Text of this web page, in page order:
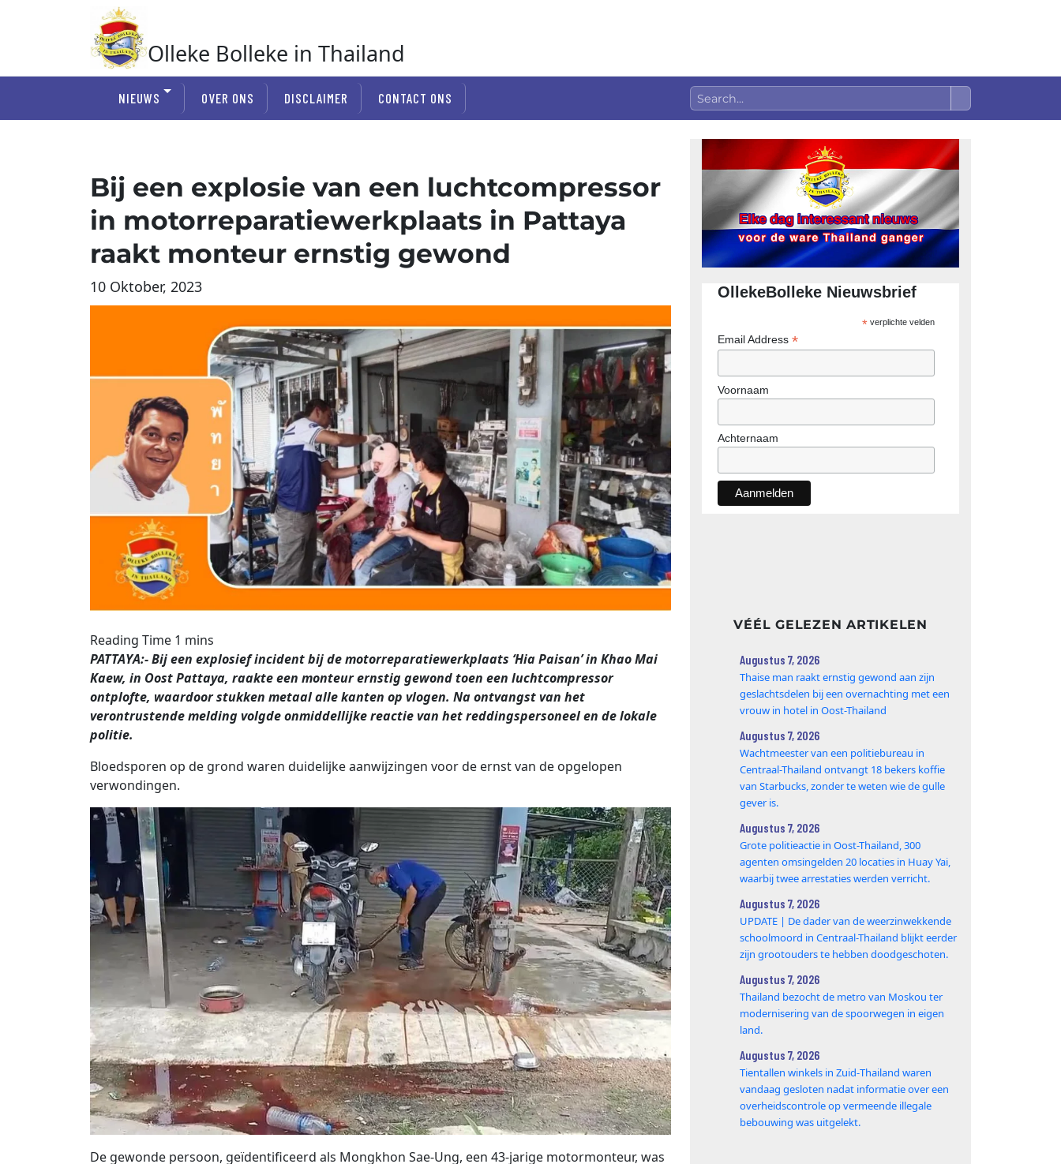
Olleke Bolleke in Thailand
NIEUWS OVER ONS DISCLAIMER CONTACT ONS
Bij een explosie van een luchtcompressor
in motorreparatiewerkplaats in Pattaya
raakt monteur ernstig gewond
10 Oktober, 2023
PATTAYA:- Bij een explosief incident bij de motorreparatiewerkplaats ‘Hia Paisan’ in Khao Mai
Kaew, in Oost Pattaya, raakte een monteur ernstig gewond toen een luchtcompressor
ontplofte, waardoor stukken metaal alle kanten op vlogen. Na ontvangst van het
verontrustende melding volgde onmiddellijke reactie van het reddingspersoneel en de lokale
politie.
Bloedsporen op de grond waren duidelijke aanwijzingen voor de ernst van de opgelopen
verwondingen.
De gewonde persoon, geïdentificeerd als Mongkhon Sae-Ung, een 43-jarige motormonteur, was
OllekeBolleke Nieuwsbrief
*verplichte velden
Email Address *
Voornaam
Achternaam
VÉÉL GELEZEN ARTIKELEN
Augustus 7, 2026
Thaise man raakt ernstig gewond aan zijn
geslachtsdelen bij een overnachting met een
vrouw in hotel in Oost-Thailand
Augustus 7, 2026
Wachtmeester van een politiebureau in
Centraal-Thailand ontvangt 18 bekers koffie
van Starbucks, zonder te weten wie de gulle
gever is.
Augustus 7, 2026
Grote politieactie in Oost-Thailand, 300
agenten omsingelden 20 locaties in Huay Yai,
waarbij twee arrestaties werden verricht.
Augustus 7, 2026
UPDATE | De dader van de weerzinwekkende
schoolmoord in Centraal-Thailand blijkt eerder
zijn grootouders te hebben doodgeschoten.
Augustus 7, 2026
Thailand bezocht de metro van Moskou ter
modernisering van de spoorwegen in eigen
land.
Augustus 7, 2026
Tientallen winkels in Zuid‑Thailand waren
vandaag gesloten nadat informatie over een
overheidscontrole op vermeende illegale
bebouwing was uitgelekt.